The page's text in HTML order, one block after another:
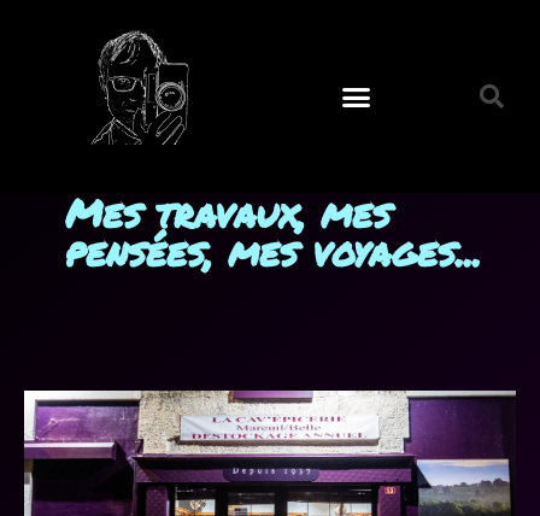
Mes travaux, mes
pensées, mes voyages...